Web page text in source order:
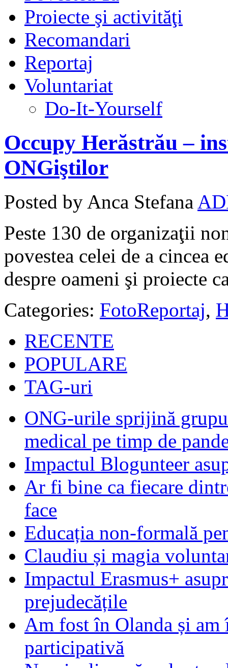
Proiecte şi activităţi
Recomandari
Reportaj
Voluntariat
Do-It-Yourself
Occupy Herăstrău –
ONGiştilor
Posted by Anca Stefana
Peste 130 de organizaţii
povestea celei de a cincea
despre oameni şi proiecte
Categories: FotoReportaj,
RECENTE
POPULARE
TAG-uri
ONG-urile sprijină
medical pe timp de
Impactul Blogunteer
Ar fi bine ca fiecare
face
Educația non-formală
Claudiu și magia
Impactul Erasmus+
prejudecățile
Am fost în Olanda și am
participativă